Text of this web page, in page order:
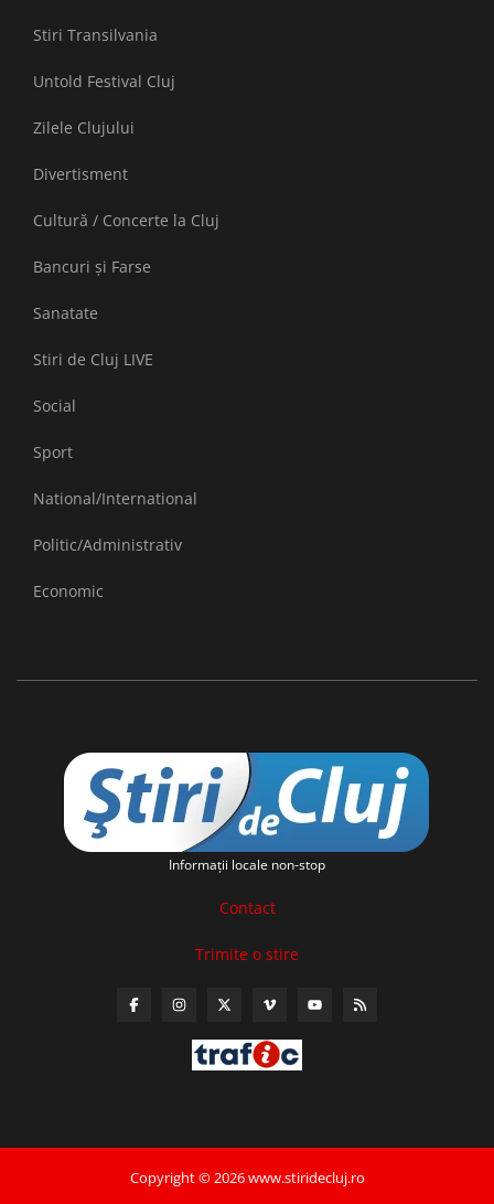
Stiri Transilvania
Untold Festival Cluj
Zilele Clujului
Divertisment
Cultură / Concerte la Cluj
Bancuri și Farse
Sanatate
Stiri de Cluj LIVE
Social
Sport
National/International
Politic/Administrativ
Economic
Informaţii locale non-stop
Contact
Trimite o stire
Copyright © 2026 www.stiridecluj.ro